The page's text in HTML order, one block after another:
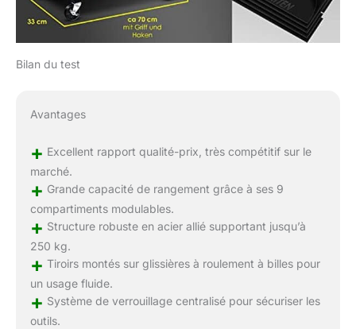
Bilan du test
Avantages
+ Excellent rapport qualité-prix, très compétitif sur le
marché.
+ Grande capacité de rangement grâce à ses 9
compartiments modulables.
+ Structure robuste en acier allié supportant jusqu’à
250 kg.
+ Tiroirs montés sur glissières à roulement à billes pour
un usage fluide.
+ Système de verrouillage centralisé pour sécuriser les
outils.